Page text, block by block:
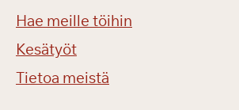
Hae meille töihin
Kesätyöt
Tietoa meistä